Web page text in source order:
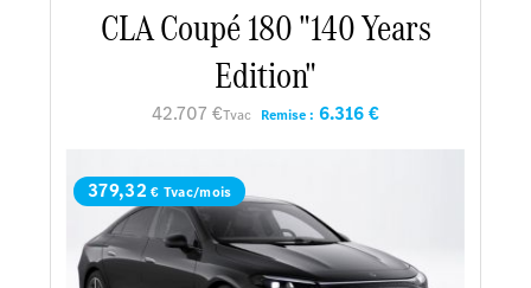
En savoir plus
Faire un essai
379,32 € Tvac/mois
CLA Coupé 180 "140 Years
Edition"
42.707 €Tvac Remise : 6.316 €